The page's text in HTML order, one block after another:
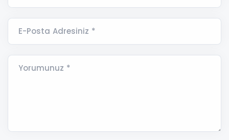
E-Posta Adresiniz *
Yorumunuz *